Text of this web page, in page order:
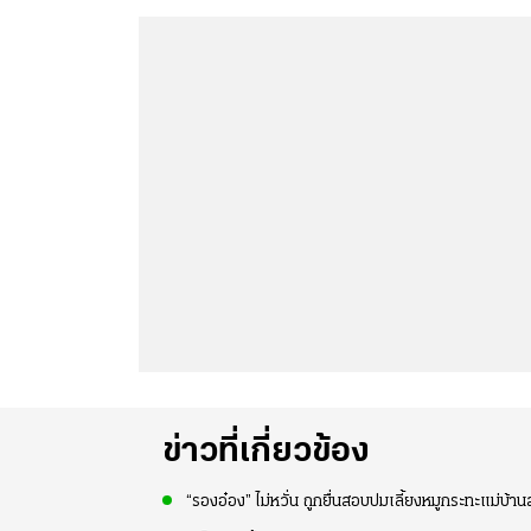
ข่าวที่เกี่ยวข้อง
“รองอ๋อง” ไม่หวั่น ถูกยื่นสอบปมเลี้ยงหมูกระทะแม่บ้าน